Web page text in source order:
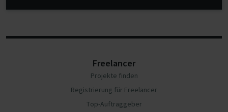
Freelancer
Projekte finden
Registrierung für Freelancer
Top-Auftraggeber